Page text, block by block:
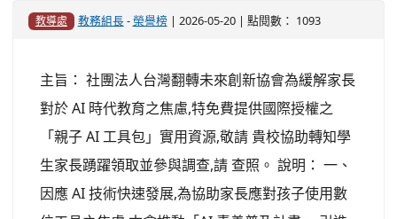
教導處 教務組長-榮譽榜| 2026-05-20 | 點閱數： 1093
主旨： 社團法人台灣翻轉未來創新協會為緩解家長
對於 AI 時代教育之焦慮,特免費提供國際授權之
「親子 AI 工具包」實用資源,敬請 貴校協助轉知學
生家長踴躍領取並參與調查,請 查照。 說明： 一、
因應 AI 技術快速發展,為協助家長應對孩子使用數